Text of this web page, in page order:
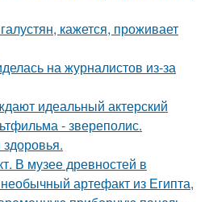
кажется, проживает
на журналистов из-за
идеальный актерский
- звереполис.
В музее древностей в
артефакт из Египта,